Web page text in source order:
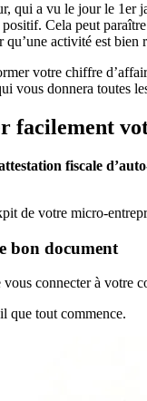
qui a vu le jour le 1er
Cela peut
activité est bien
votre chiffre
vous donnera toutes
facilement
fiscale
de votre micro-
bon document
connecter à votre
que tout commence.